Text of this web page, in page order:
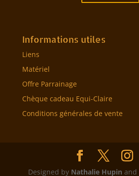
Informations utiles
Liens
Matériel
Offre Parrainage
Chèque cadeau Equi-Claire
Conditions générales de vente
Designed by Nathalie Hupin and